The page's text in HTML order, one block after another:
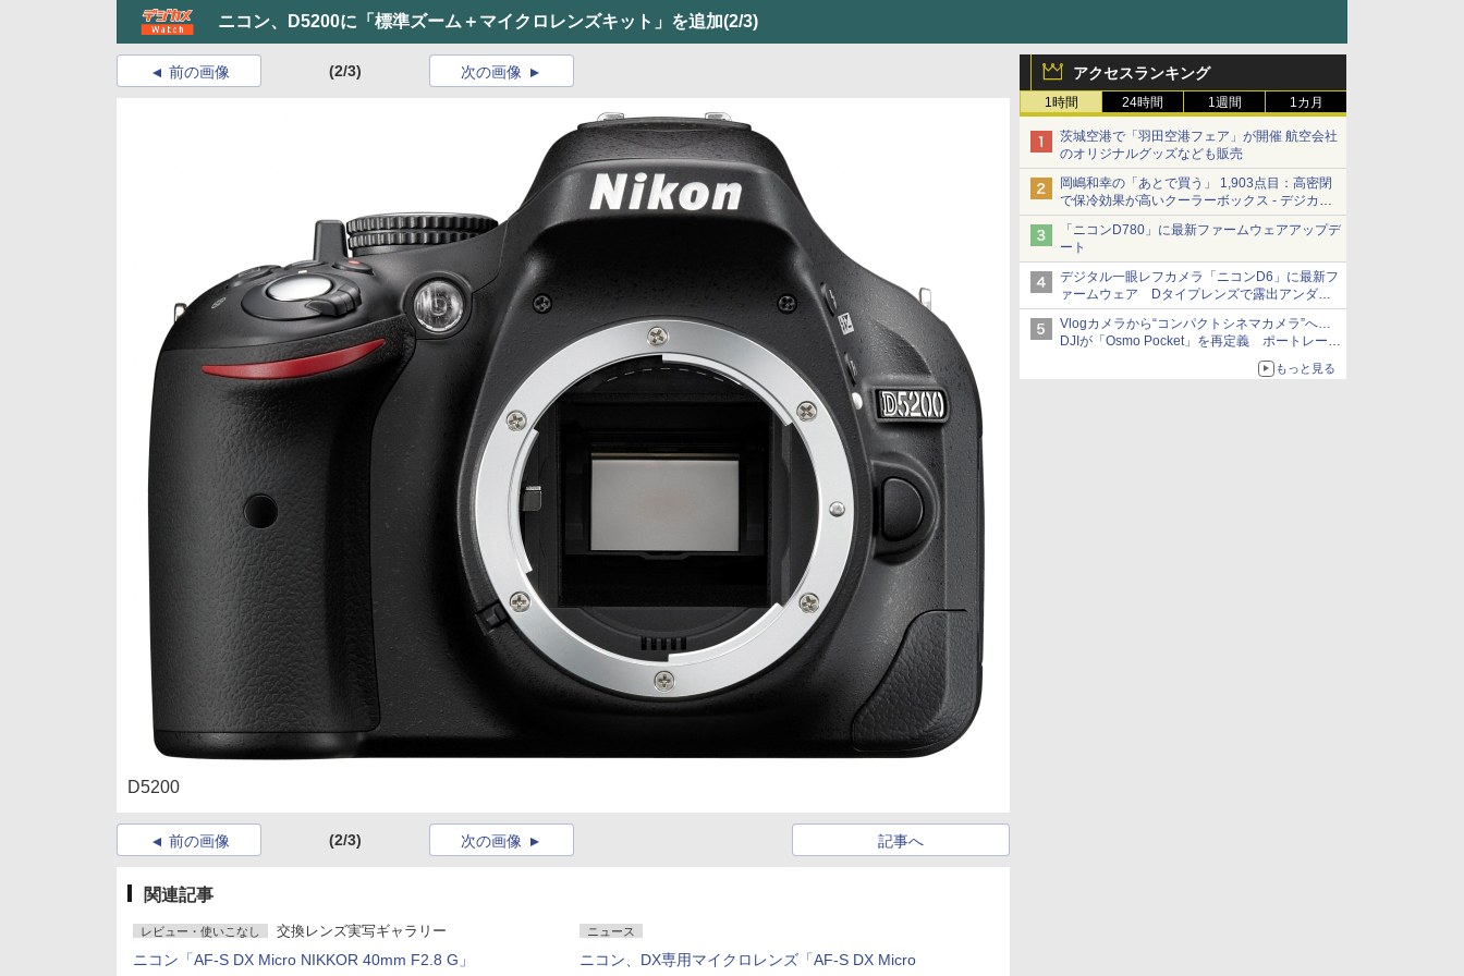
ニコン、D5200に「標準ズーム＋マイクロレンズキット」を追加(2/3)
アクセスランキング
1時間 24時間 1週間 1カ月
茨城空港で「羽田空港フェア」が開催 航空会社
のオリジナルグッズなども販売
岡嶋和幸の「あとで買う」 1,903点目：高密閉
で保冷効果が高いクーラーボックス - デジカメ
Watch
「ニコンD780」に最新ファームウェアアップデ
ート
デジタル一眼レフカメラ「ニコンD6」に最新フ
ァームウェア Dタイプレンズで露出アンダー
になる現象の修正など
Vlogカメラから“コンパクトシネマカメラ”へ…
DJIが「Osmo Pocket」を再定義 ポートレート
もっと見る
前の画像 (2/3) 次の画像
D5200
前の画像 (2/3) 記事へ
次の画像
関連記事
レビュー・使いこなし 交換レンズ実写ギャラリー
ニコン「AF-S DX Micro NIKKOR 40mm F2.8 G」
ニュース
ニコン、DX専用マイクロレンズ「AF-S DX Micro